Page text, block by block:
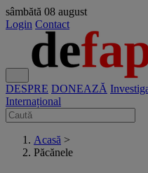
sâmbătă 08 august
Login Contact
DESPRE DONEAZĂ
Internațional
Acasă >
Păcănele